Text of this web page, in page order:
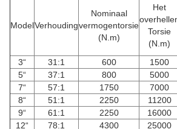
ModelVerhouding
Nominaal
vermogentorsie
(N.m)
Het
Torsie
(N.m)
3“ 31:1 600 1500
5“
37:1 800 5000
7“
57:1 1750 7000
8“
51:1 2250 11200
9“
61:1 2250 16000
12“
78:1 4300 25000